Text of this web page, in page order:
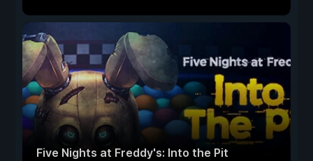
Five Nights at Freddy's: Into the Pit